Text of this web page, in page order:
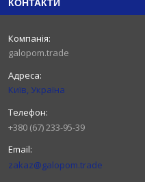
КОНТАКТИ
galopom.trade
Київ, Україна
+380 (67) 233-95-39
zakaz@galopom.trade